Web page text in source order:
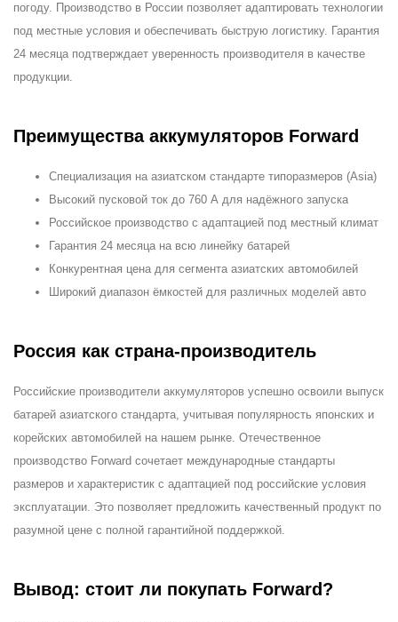
погоду. Производство в России позволяет адаптировать технологии
под местные условия и обеспечивать быструю логистику. Гарантия
24 месяца подтверждает уверенность производителя в качестве
продукции.
Преимущества аккумуляторов Forward
Специализация на азиатском стандарте типоразмеров (Asia)
Высокий пусковой ток до 760 А для надёжного запуска
Российское производство с адаптацией под местный климат
Гарантия 24 месяца на всю линейку батарей
Конкурентная цена для сегмента азиатских автомобилей
Широкий диапазон ёмкостей для различных моделей авто
Россия как страна-производитель
Российские производители аккумуляторов успешно освоили выпуск
батарей азиатского стандарта, учитывая популярность японских и
корейских автомобилей на нашем рынке. Отечественное
производство Forward сочетает международные стандарты
размеров и характеристик с адаптацией под российские условия
эксплуатации. Это позволяет предложить качественный продукт по
разумной цене с полной гарантийной поддержкой.
Вывод: стоит ли покупать Forward?